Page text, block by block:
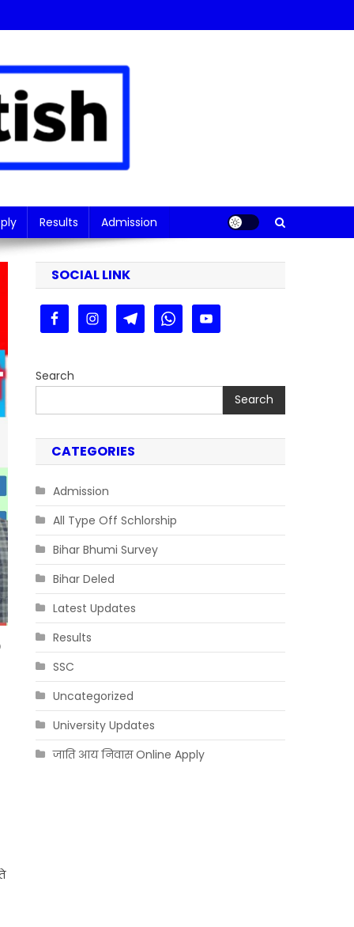
Results Admission
SOCIAL LINK
Search
Search
CATEGORIES
Admission
All Type Off Schlorship
Bihar Bhumi Survey
Bihar Deled
Latest Updates
Results
SSC
Uncategorized
University Updates
जाति आय निवास Online Apply